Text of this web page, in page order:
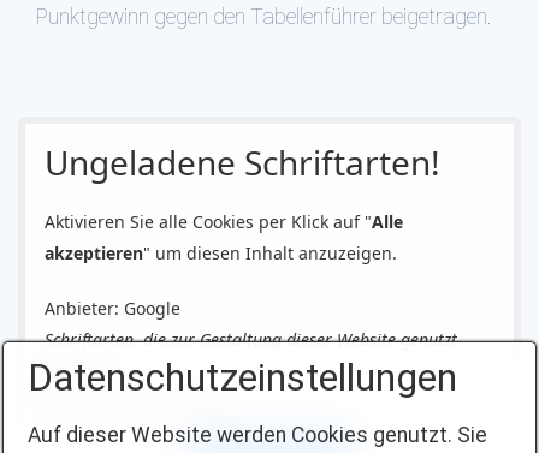
Punktgewinn gegen den Tabellenführer beigetragen.
Ungeladene Schriftarten!
Aktivieren Sie alle Cookies per Klick auf "Alle
akzeptieren" um diesen Inhalt anzuzeigen.
Anbieter: Google
Schriftarten, die zur Gestaltung dieser Website genutzt
werden.
Datenschutzeinstellungen
Auf dieser Website werden Cookies genutzt. Sie